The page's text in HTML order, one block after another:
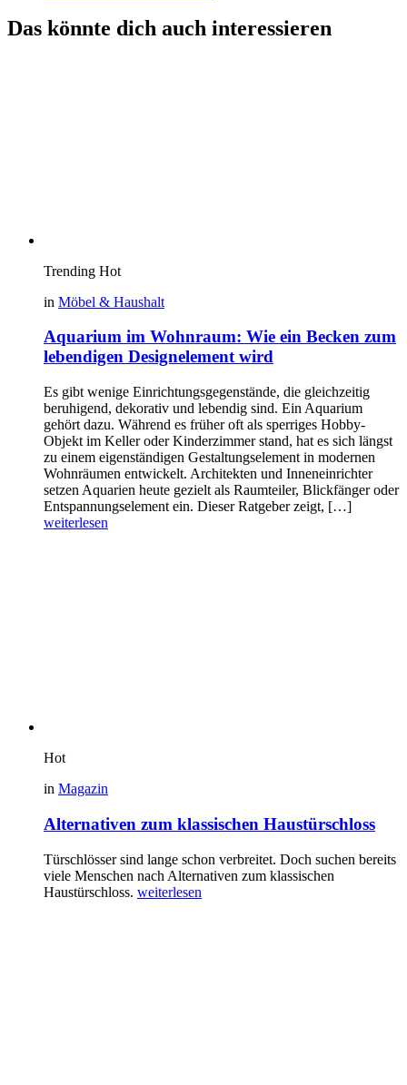
Das könnte dich auch interessieren
Trending Hot
in Möbel & Haushalt
Aquarium im Wohnraum: Wie ein Becken zum
lebendigen Designelement wird
Es gibt wenige Einrichtungsgegenstände, die gleichzeitig
beruhigend, dekorativ und lebendig sind. Ein Aquarium
gehört dazu. Während es früher oft als sperriges Hobby-
Objekt im Keller oder Kinderzimmer stand, hat es sich längst
zu einem eigenständigen Gestaltungselement in modernen
Wohnräumen entwickelt. Architekten und Inneneinrichter
setzen Aquarien heute gezielt als Raumteiler, Blickfänger oder
Entspannungselement ein. Dieser Ratgeber zeigt, […]
weiterlesen
Hot
in Magazin
Alternativen zum klassischen Haustürschloss
Türschlösser sind lange schon verbreitet. Doch suchen bereits
viele Menschen nach Alternativen zum klassischen
Haustürschloss. weiterlesen